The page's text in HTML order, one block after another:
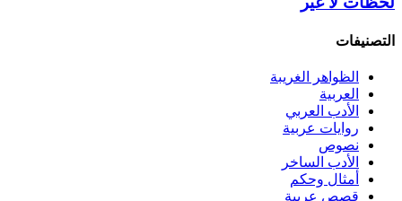
التصنيفات
الظواهر الغريبة‏
العربية
الأدب العربي
روايات عربية
نصوص
الأدب الساخر
أمثال وحكم
قصص عربية